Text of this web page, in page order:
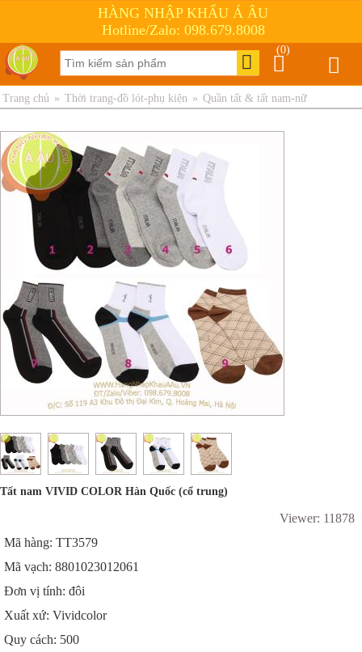
HÀNG NHẬP KHẨU Á ÂU
Hotline/Zalo: 098.679.8008
(0)
Trang chủ » Thời trang-đồ lót-phụ kiện » Quần tất & tất nam-nữ
Tất nam VIVID COLOR Hàn Quốc (cổ trung)
Viewer: 11878
Mã hàng: TT3579
Mã vạch: 8801023012061
Đơn vị tính: đôi
Xuất xứ: Vividcolor
Quy cách: 500